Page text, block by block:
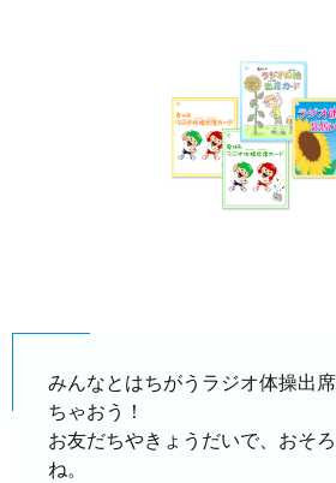
みんなとはちがうラジオ体操出
ちゃおう！
お友だちやきょうだいで、おそ
ね。